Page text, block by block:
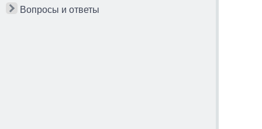
Вопросы и ответы